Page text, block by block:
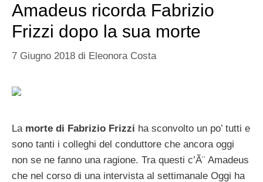
Amadeus ricorda Fabrizio
Frizzi dopo la sua morte
7 Giugno 2018 di Eleonora Costa
La morte di Fabrizio Frizzi ha sconvolto un po’ tutti e
sono tanti i colleghi del conduttore che ancora oggi
non se ne fanno una ragione. Tra questi c’Ã¨ Amadeus
che nel corso di una intervista al settimanale Oggi ha